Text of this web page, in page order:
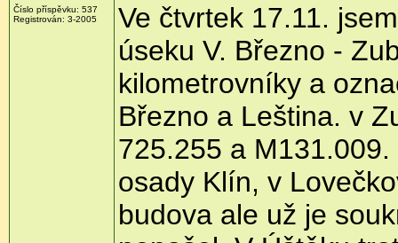
Číslo příspěvku: 537
Registrován: 3-2005
Ve čtvrtek 17.11.
úseku V. Březno -
kilometrovníky a
Březno a Leština. v
725.255 a
osady Klín, v
budova ale už je